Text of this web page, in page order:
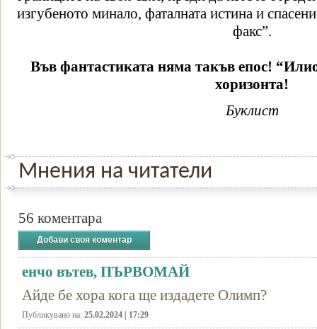
изгубеното минало, фаталната истина и
факс”.
Във фантастиката няма такъв епос!
хоризонта!
Буклист
Мнения на читатели
56 коментара
Добави своя коментар
енчо вътев, ПЪРВОМАЙ
Айде бе хора кога ще издадете Олимп?
Публикувано на: 25.02.2024 | 17:29